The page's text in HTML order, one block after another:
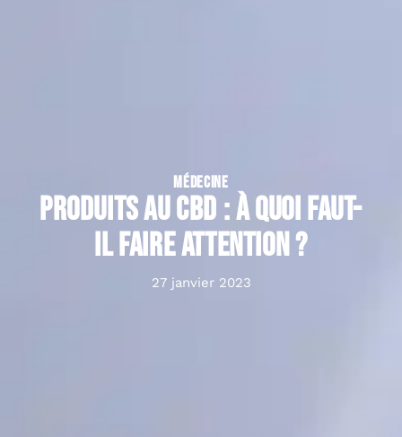
MÉDECINE
Produits au CBD : à quoi faut-
il faire attention ?
27 janvier 2023